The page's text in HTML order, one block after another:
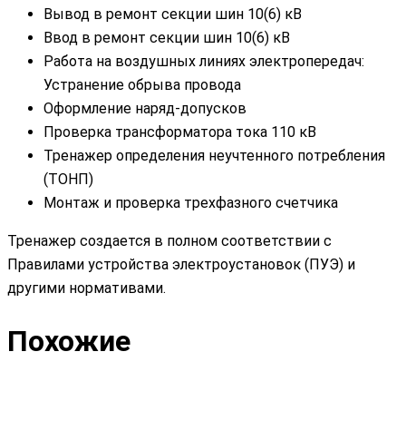
Вывод в ремонт секции шин 10(6) кВ
Ввод в ремонт секции шин 10(6) кВ
Работа на воздушных линиях электропередач:
Устранение обрыва провода
Оформление наряд-допусков
Проверка трансформатора тока 110 кВ
Тренажер определения неучтенного потребления
(ТОНП)
Монтаж и проверка трехфазного счетчика
Тренажер создается в полном соответствии с
Правилами устройства электроустановок (ПУЭ) и
другими нормативами.
Похожие